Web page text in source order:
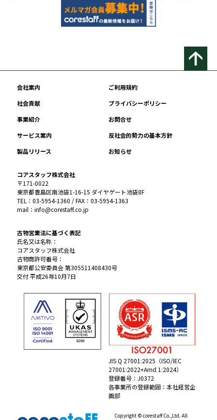
会社案内
ご利用規約
社会貢献
プライバシーポリシー
事業紹介
お問合せ
サービス案内
反社会的勢力の基本方針
製品リリース
お知らせ
コアスタッフ株式会社
〒171-0022
東京都豊島区南池袋1-16-15 ダイヤゲート池袋8F
TEL：03-5954-1360 / FAX：03-5954-1363
mail：info@corestaff.co.jp
古物営業法に基づく表記
氏名又は名称：
コアスタッフ株式会社
古物商許可番号：
東京都公安委員会 第305511408430号
交付 平成26年10月7日
JIS Q 27001:2025（ISO/IEC
27001:2022+Amd 1:2024）
登録番号：J0372
各事業所の登録範囲：本社経営企
画部
Copyright © corestaff Co.,Ltd. All